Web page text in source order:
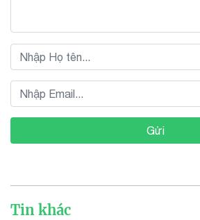
Gửi
Tin khác